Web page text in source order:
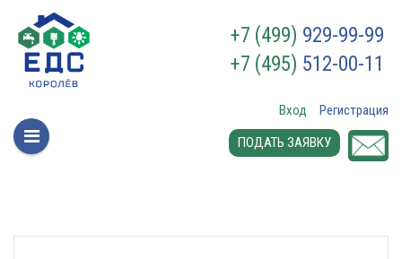
+7 (499) 929-99-99
+7 (495) 512-00-11
Вход
Регистрация
ПОДАТЬ ЗАЯВКУ